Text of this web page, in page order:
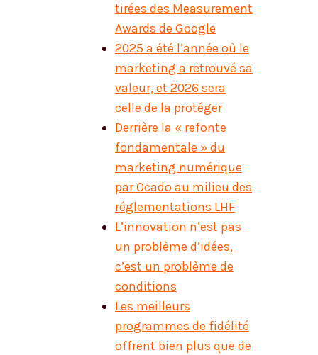
tirées des Measurement
Awards de Google
2025 a été l’année où le
marketing a retrouvé sa
valeur, et 2026 sera
celle de la protéger
Derrière la « refonte
fondamentale » du
marketing numérique
par Ocado au milieu des
réglementations LHF
L’innovation n’est pas
un problème d’idées,
c’est un problème de
conditions
Les meilleurs
programmes de fidélité
offrent bien plus que de